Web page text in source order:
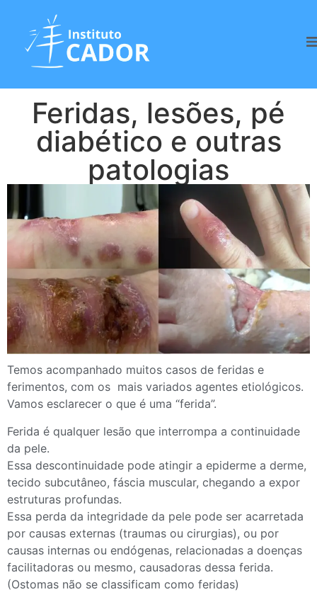
Feridas, lesões, pé
diabético e outras
patologias
Temos acompanhado muitos casos de feridas e
ferimentos, com os mais variados agentes etiológicos.
Vamos esclarecer o que é uma “ferida”.
Ferida é qualquer lesão que interrompa a continuidade
da pele.
Essa descontinuidade pode atingir a epiderme a derme,
tecido subcutâneo, fáscia muscular, chegando a expor
estruturas profundas.
Essa perda da integridade da pele pode ser acarretada
por causas externas (traumas ou cirurgias), ou por
causas internas ou endógenas, relacionadas a doenças
facilitadoras ou mesmo, causadoras dessa ferida.
(Ostomas não se classificam como feridas)